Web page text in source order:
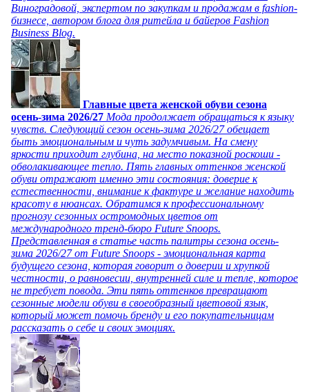
Виноградовой, экспертом по закупкам и продажам в fashion-
бизнесе, автором блога для ритейла и байеров Fashion
Business Blog.
Главные цвета женской обуви сезона
осень-зима 2026/27 Мода продолжает обращаться к языку
чувств. Следующий сезон осень-зима 2026/27 обещает
быть эмоциональным и чуть задумчивым. На смену
яркости приходит глубина, на место показной роскоши -
обволакивающее тепло. Пять главных оттенков женской
обуви отражают именно эти состояния: доверие к
естественности, внимание к фактуре и желание находить
красоту в нюансах. Обратимся к профессиональному
прогнозу сезонных остромодных цветов от
международного тренд-бюро Future Snoops.
Представленная в статье часть палитры сезона осень-
зима 2026/27 от Future Snoops - эмоциональная карта
будущего сезона, которая говорит о доверии и хрупкой
честности, о равновесии, внутренней силе и тепле, которое
не требует повода. Эти пять оттенков превращают
сезонные модели обуви в своеобразный цветовой язык,
который может помочь бренду и его покупательницам
рассказать о себе и своих эмоциях.